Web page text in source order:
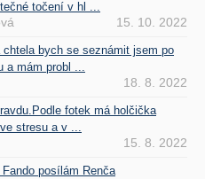
točení v hl ...
15. 10. 2022
bych se seznámit jsem po
a mám probl ...
18. 8. 2022
fotek má holčička
stresu a v ...
15. 8. 2022
posílám Renča